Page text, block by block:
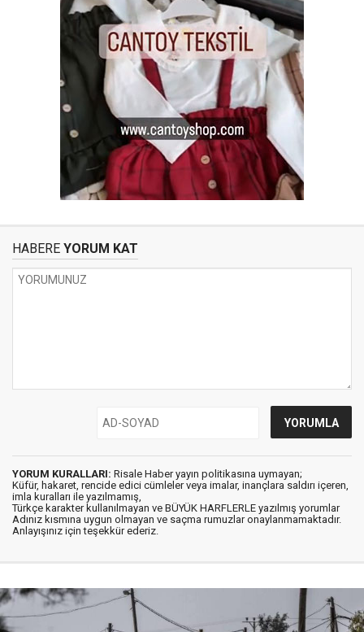
HABERE YORUM KAT
YORUM KURALLARI: Risale Haber yayın politikasına uymayan;
Küfür, hakaret, rencide edici cümleler veya imalar, inançlara saldırı içeren,
imla kuralları ile yazılmamış,
Türkçe karakter kullanılmayan ve BÜYÜK HARFLERLE yazılmış yorumlar
Adınız kısmına uygun olmayan ve saçma rumuzlar onaylanmamaktadır.
Anlayışınız için teşekkür ederiz.